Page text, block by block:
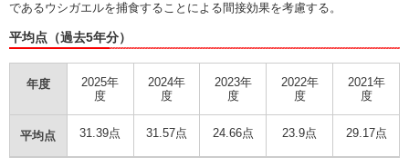
であるウシガエルを捕食することによる間接効果を考慮する。
平均点（過去5年分）
年度
2025年
度
2024年
度
2023年
度
2022年
度
2021年
度
平均点 31.39点 31.57点 24.66点 23.9点 29.17点